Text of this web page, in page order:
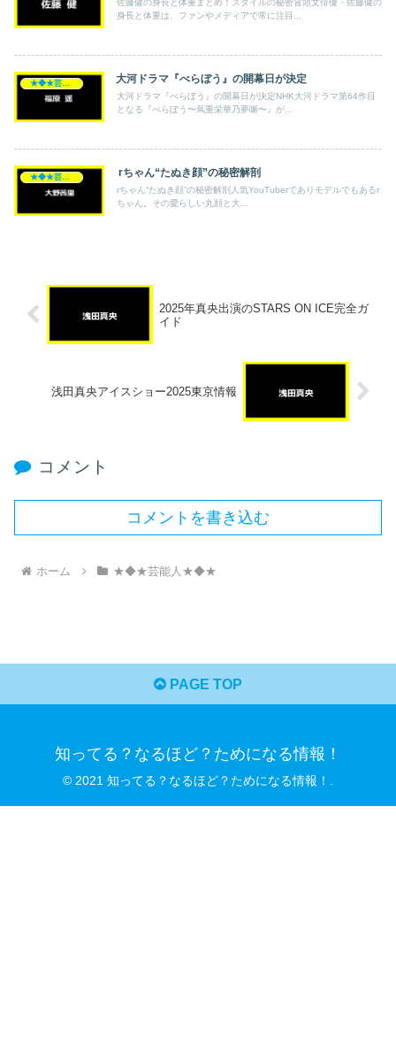
身長と体重は、ファンやメディアで常に注目...
大河ドラマ『べらぼう』の開幕日が決定
大河ドラマ『べらぼう』の開幕日が決定NHK大河ドラマ第64作目
となる『べらぼう〜蔦重栄華乃夢噺〜』が...
rちゃん“たぬき顔”の秘密解剖
rちゃん“たぬき顔”の秘密解剖人気YouTuberでありモデルでもあるr
ちゃん。その愛らしい丸顔と大...
2025年真央出演のSTARS ON ICE完全ガ
イド
浅田真央アイスショー2025東京情報
コメント
コメントを書き込む
ホーム ★◆★芸能人★◆★
PAGE TOP
知ってる？なるほど？ためになる情報！
© 2021 知ってる？なるほど？ためになる情報！.